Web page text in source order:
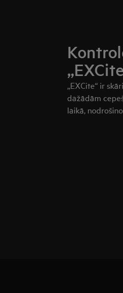
„EXCite“ ir
dažādām
laikā,